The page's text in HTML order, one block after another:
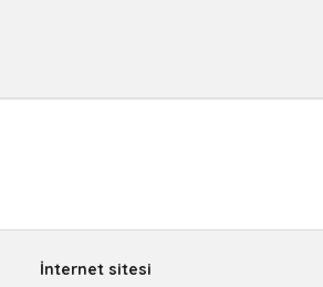
İnternet sitesi